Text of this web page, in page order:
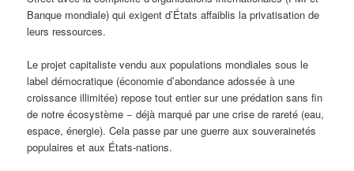
Banque mondiale) qui exigent d’États affaiblis la privatisation de
leurs ressources.
Le projet capitaliste vendu aux populations mondiales sous le
label démocratique (économie d’abondance adossée à une
croissance illimitée) repose tout entier sur une prédation sans fin
de notre écosystème − déjà marqué par une crise de rareté (eau,
espace, énergie). Cela passe par une guerre aux souverainetés
populaires et aux États-nations.